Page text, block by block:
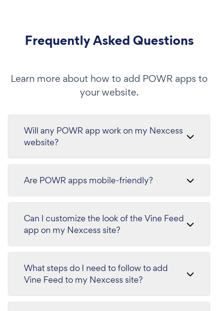
Frequently Asked Questions
Learn more about how to add POWR apps to
your website.
Will any POWR app work on my Nexcess
website?
Are POWR apps mobile-friendly?
Can I customize the look of the Vine Feed
app on my Nexcess site?
What steps do I need to follow to add
Vine Feed to my Nexcess site?